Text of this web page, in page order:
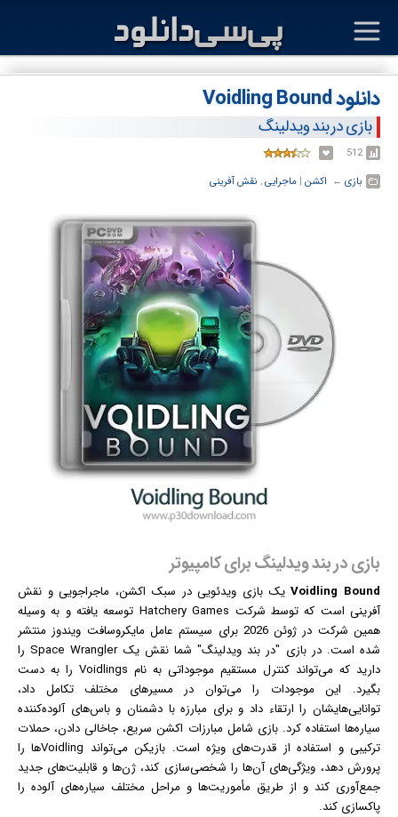
دانلود Voidling Bound
بازی در بند ویدلینگ
512
بازی ← ‏ اکشن ‏| ماجرایی, نقش آفرینی
بازی در بند ویدلینگ برای کامپیوتر
Voidling Bound یکبازی ویدئویی در سبک اکشن، ماجراجویی و نقش
آفرینی است که توسط شرکت Hatchery Games توسعه یافته و به وسیله
همین شرکت در ژوئن 2026 برای سیستم عامل مایکروسافت
ویندوز منتشر
شده است. در بازی "در بند ویدلینگ" شما نقش یک Space Wrangler را
دارید که می‌تواند کنترل مستقیم موجوداتی به نام Voidlings را به دست
بگیرد. این موجودات را می‌توان در مسیرهای مختلف تکامل داد،
توانایی‌هایشان را ارتقاء داد و برای مبارزه با دشمنان و باس‌های آلوده‌کننده
سیاره‌ها استفاده کرد. بازی شامل مبارزات اکشن سریع، جاخالی دادن، حملات
ترکیبی و استفاده از قدرت‌های ویژه است. بازیکن می‌تواند Voidlingها را
پرورش دهد، ویژگی‌های آن‌ها را شخصی‌سازی کند، ژن‌ها و قابلیت‌های جدید
جمع‌آوری کند و از طریق مأموریت‌ها و مراحل مختلف سیاره‌های آلوده را
پاکسازی کند.